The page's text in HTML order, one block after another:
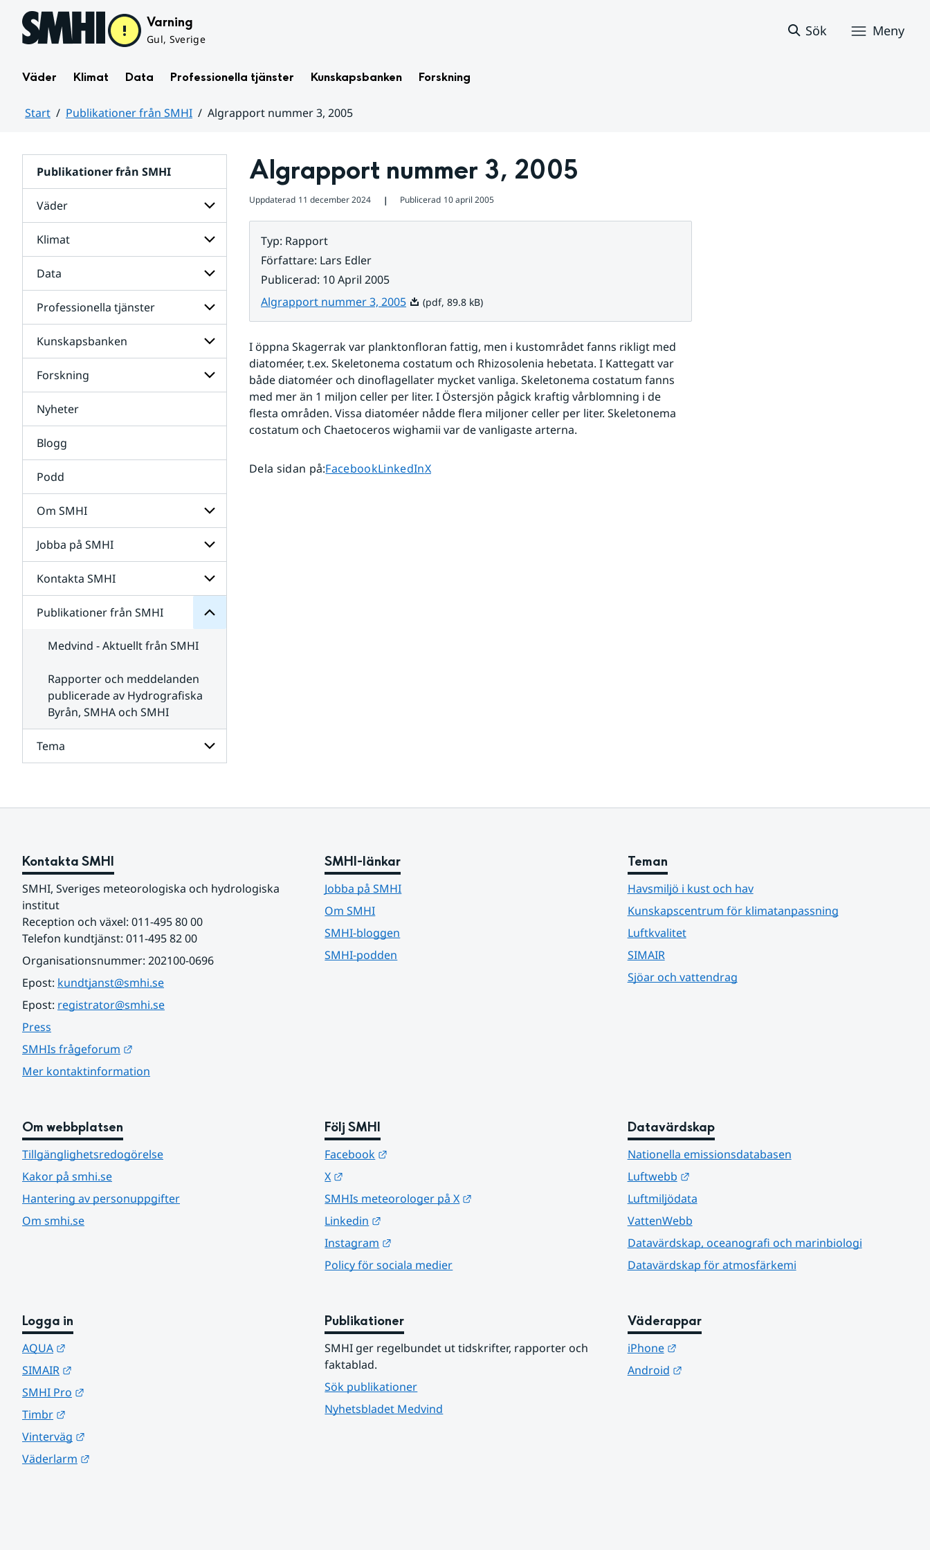
Hoppa till sidans innehåll Varning
Gul, Sverige
Sök Meny
Väder Klimat Data Professionella tjänster Kunskapsbanken Forskning
Start Publikationer från SMHI
Algrapport nummer 3, 2005
Publikationer från SMHI
Väder
Undersidor
för
Väder
Klimat
Undersidor
för
Klimat
Data
Undersidor
för
Data
Professionella tjänster
Undersidor
för
Professionella
tjänster
Kunskapsbanken
Undersidor
för
Kunskapsbanken
Forskning
Undersidor
för
Forskning
Nyheter
Blogg
Podd
Om SMHI
Undersidor
för
Om
SMHI
Jobba på SMHI
Undersidor
för
Jobba
på
Kontakta SMHI
Undersidor
Kontakta
SMHI
Publikationer från SMHI
Undersidor
för
Publikationer
från
SMHI
Medvind - Aktuellt från SMHI
Rapporter och meddelanden
publicerade av Hydrografiska
Byrån, SMHA och SMHI
Tema
Tema
Algrapport nummer 3, 2005
Uppdaterad 11 december 2024 ❘ Publicerad 10 april 2005
Typ: Rapport
Författare: Lars Edler
Publicerad: 10 April 2005
Algrapport nummer 3, 2005Pdf, 89.8 kB.
(pdf, 89.8 kB)
I öppna Skagerrak var planktonfloran fattig, men i kustområdet fanns rikligt med
diatoméer, t.ex. Skeletonema costatum och Rhizosolenia hebetata. I Kattegatt var
både diatoméer och dinoflagellater mycket vanliga. Skeletonema costatum fanns
med mer än 1 miljon celler per liter. I Östersjön pågick kraftig vårblomning i de
flesta områden. Vissa diatoméer nådde flera miljoner celler per liter. Skeletonema
costatum och Chaetoceros wighamii var de vanligaste arterna.
Dela sidan på:Dela sidan på
FacebookDela sidan på
LinkedInDela sidan på
X
Kontakta SMHI
SMHI, Sveriges meteorologiska och hydrologiska
institut
Reception och växel: 011-495 80 00
Telefon kundtjänst: 011-495 82 00
Organisationsnummer: 202100-0696
Epost: kundtjanst@smhi.se
Epost: registrator@smhi.se
Press
SMHIs frågeforum
Mer kontaktinformation
SMHI-länkar
Jobba på SMHI
Om SMHI
SMHI-bloggen
SMHI-podden
Teman
Havsmiljö i kust och hav
Kunskapscentrum för klimatanpassning
Luftkvalitet
SIMAIR
Sjöar och vattendrag
Om webbplatsen
Tillgänglighetsredogörelse
Kakor på smhi.se
Hantering av personuppgifter
Om smhi.se
Följ SMHI
Facebook
X
SMHIs meteorologer på X
Linkedin
Instagram
Policy för sociala medier
Datavärdskap
Nationella emissionsdatabasen
Luftwebb
Länk till annan webbplats.
Luftmiljödata
VattenWebb
Datavärdskap, oceanografi och marinbiologi
Datavärdskap för atmosfärkemi
Logga in
AQUA
SIMAIR
SMHI Pro
Timbr
Vinterväg
Väderlarm
Publikationer
SMHI ger regelbundet ut tidskrifter, rapporter och
faktablad.
Sök publikationer
Nyhetsbladet Medvind
Väderappar
iPhone
Länk till annan webbplats.
Android
Länk till annan webbplats.